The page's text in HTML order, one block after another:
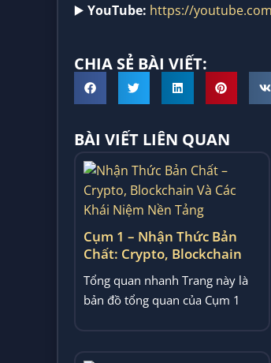
▶️ YouTube: https://
CHIA SẺ BÀI VIẾT:
BÀI VIẾT LIÊN QUAN
Cụm 1 – Nhận Thức Bản
Chất: Crypto, Blockchain
Và Các Khái Niệm Nền
Tảng
Tổng quan nhanh Trang này là
bản đồ tổng quan của Cụm 1